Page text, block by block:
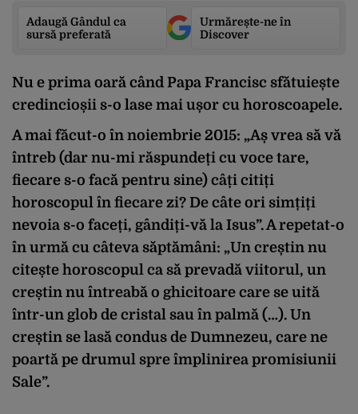
Adaugă Gândul ca
sursă preferată
Urmărește-ne în
Discover
Nu e prima oară când Papa Francisc sfătuiește
credincioșii s-o lase mai ușor cu horoscoapele.
A mai făcut-o în noiembrie 2015: „Aș vrea să vă
întreb (dar nu-mi răspundeți cu voce tare,
fiecare s-o facă pentru sine) câți citiți
horoscopul în fiecare zi? De câte ori simțiți
nevoia s-o faceți, gândiți-vă la Isus”. A repetat-o
în urmă cu câteva săptămâni: „Un creștin nu
citește horoscopul ca să prevadă viitorul, un
creștin nu întreabă o ghicitoare care se uită
într-un glob de cristal sau în palmă (…). Un
creștin se lasă condus de Dumnezeu, care ne
poartă pe drumul spre împlinirea promisiunii
Sale”.